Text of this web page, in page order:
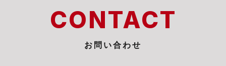
CONTACT
お問い合わせ